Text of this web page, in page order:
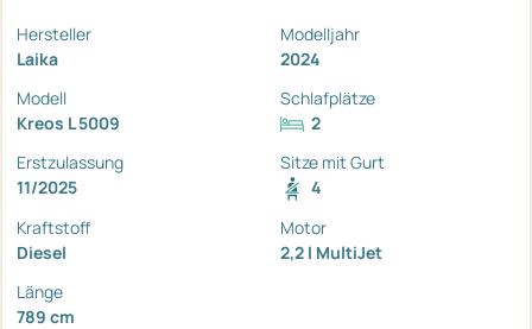
Hersteller
Laika
Modelljahr
2024
Modell
Kreos L 5009
Schlafplätze
2
Erstzulassung
11/2025
Sitze mit Gurt
4
Kraftstoff
Diesel
Motor
2,2 l MultiJet
Länge
789 cm